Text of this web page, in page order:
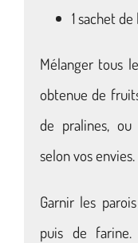
1 sachet
Mélanger tous
obtenue de
de pralines, ou
selon vos envies.
Garnir les
puis de farine.